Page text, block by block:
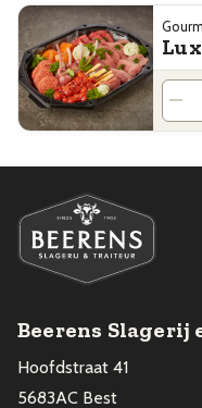
Beerens Slagerij
Hoofdstraat 41
5683AC Best